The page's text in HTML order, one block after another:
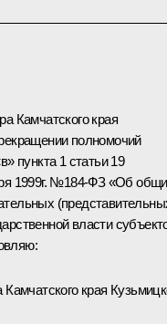
Камчатского края
полномочий
пункта 1 статьи 19
1999г. №184-ФЗ «Об
власти
края